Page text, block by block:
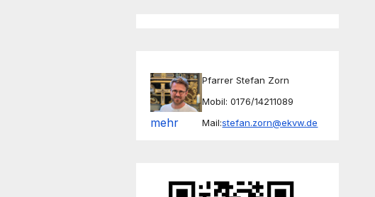
mehr
Pfarrer Stefan Zorn
Mobil: 0176/14211089
Mail:stefan.zorn@ekvw.de